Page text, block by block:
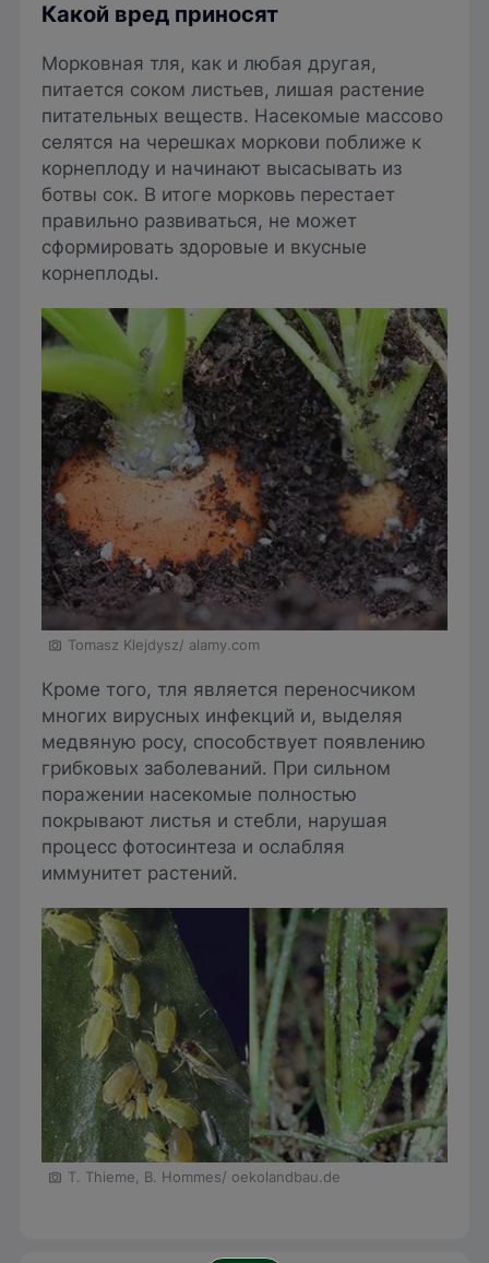
Какой вред приносят
Морковная тля, как и любая другая,
питается соком листьев, лишая растение
питательных веществ. Насекомые массово
селятся на черешках моркови поближе к
корнеплоду и начинают высасывать из
ботвы сок. В итоге морковь перестает
правильно развиваться, не может
сформировать здоровые и вкусные
корнеплоды.
Tomasz Klejdysz/ alamy.com
Кроме того, тля является переносчиком
многих вирусных инфекций и, выделяя
медвяную росу, способствует появлению
грибковых заболеваний. При сильном
поражении насекомые полностью
покрывают листья и стебли, нарушая
процесс фотосинтеза и ослабляя
иммунитет растений.
T. Thieme, B. Hommes/ oekolandbau.de